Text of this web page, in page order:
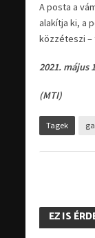
A posta a
alakítja ki, a
közzéteszi –
2021. május
(MTI)
Tagek
EZ IS